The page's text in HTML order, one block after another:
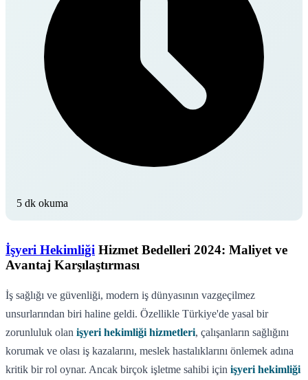
5 dk okuma
İşyeri Hekimliği Hizmet Bedelleri 2024: Maliyet ve
Avantaj Karşılaştırması
İş sağlığı ve güvenliği, modern iş dünyasının vazgeçilmez
unsurlarından biri haline geldi. Özellikle Türkiye'de yasal bir
zorunluluk olan işyeri hekimliği hizmetleri, çalışanların sağlığını
korumak ve olası iş kazalarını, meslek hastalıklarını önlemek adına
kritik bir rol oynar. Ancak birçok işletme sahibi için işyeri hekimliği